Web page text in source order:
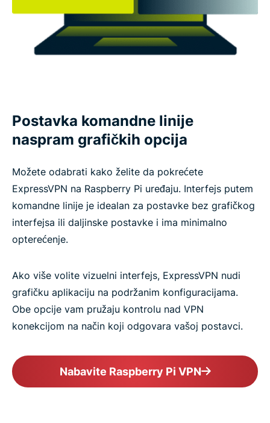
Postavka komandne linije
naspram grafičkih opcija
Možete odabrati kako želite da pokrećete
ExpressVPN na Raspberry Pi uređaju. Interfejs putem
komandne linije je idealan za postavke bez grafičkog
interfejsa ili daljinske postavke i ima minimalno
opterećenje.
Ako više volite vizuelni interfejs, ExpressVPN nudi
grafičku aplikaciju na podržanim konfiguracijama.
Obe opcije vam pružaju kontrolu nad VPN
konekcijom na način koji odgovara vašoj postavci.
Nabavite Raspberry Pi VPN